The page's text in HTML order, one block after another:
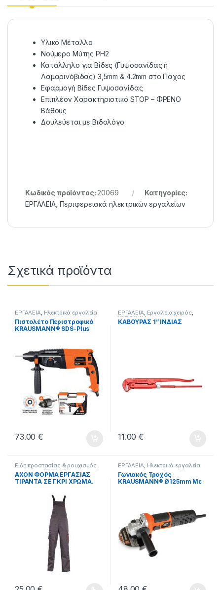
Υλικό Μέταλλο
Νούμερο Μύτης PH2
Κατάλληλο για Βίδες (Γυψοσανίδας ή
Λαμαρινόβιδας) 3,5mm & 4.2mm στο Πάχος
Εφαρμογή Βίδες Γυψοσανίδας
Επιπλέον Χαρακτηριστικό STOP – ΦΡΕΝΟ
Βάθους
Δουλεύεται με Βιδολόγο
Κωδικός προϊόντος: 20069
Κατηγορίες:
ΕΡΓΑΛΕΙΑ, Περιφερειακά ηλεκτρικών εργαλείων
Σχετικά προϊόντα
ΕΡΓΑΛΕΙΑ, Ηλεκτρικά εργαλεία
Πιστολέτο Περιστροφικό
KRAUSMANN® SDS-Plus
73.00€
ΕΡΓΑΛΕΙΑ, Εργαλεία χειρός,
ΥΔΡΑΥΛΙΚΑ
ΚΑΒΟΥΡΑΣ 1” ΙΝΔΙΑΣ
11.00€
Είδη προστασίας & ρουχισμός
εργασίας,ΕΡΓΑΛΕΙΑ
AXON ΦΟΡΜΑ ΕΡΓΑΣΙΑΣ
ΤΙΡΑΝΤΑ ΣΕ ΓΚΡΙ ΧΡΩΜΑ.
ΕΡΓΑΛΕΙΑ, Ηλεκτρικά εργαλεία
Γωνιακός Τροχός
KRAUSMANN® Ø125mm Με